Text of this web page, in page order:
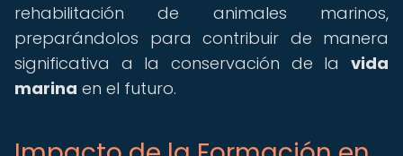
rehabilitación de animales marinos,
preparándolos para contribuir de manera
significativa a la conservación de la vida
marina en el futuro.